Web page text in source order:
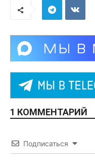
1 КОММЕНТАРИЙ
Подписаться